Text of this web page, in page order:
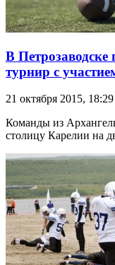
В Петрозаводске
турнир с
21 октября 2015, 18:29
Команды из
столицу Карелии на